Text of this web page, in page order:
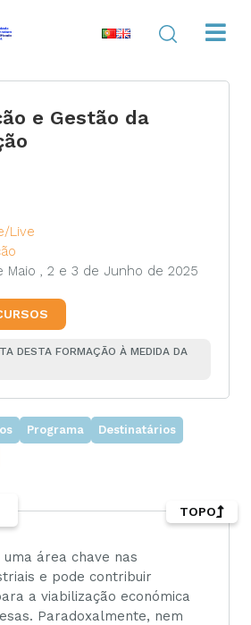
e Gestão da
Live
Maio , 2 e 3 de Junho de 2025
DESTA FORMAÇÃO À MEDIDA DA
Programa
Destinatários
uma área chave nas
e pode contribuir
a viabilização económica
Paradoxalmente, nem
TOPO